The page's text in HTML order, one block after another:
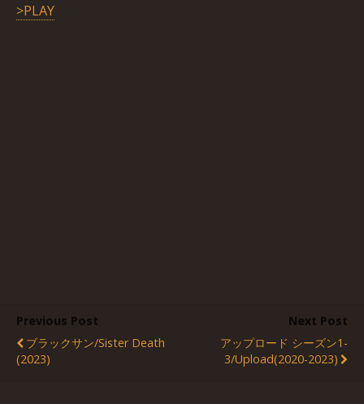
>PLAY
Previous Post
ブラックサン/Sister Death
(2023)
Next Post
アップロード シーズン1-
3/Upload(2020-2023)